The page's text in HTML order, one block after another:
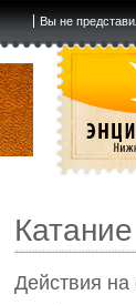
Вы не
Действия на